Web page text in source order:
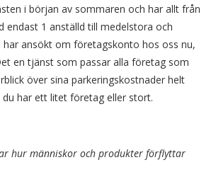
i början av sommaren och har allt från
endast 1 anställd till medelstora och
ansökt om företagskonto hos oss nu,
en tjänst som passar alla företag som
över sina parkeringskostnader helt
har ett litet företag eller stort.
hur människor och produkter förflyttar